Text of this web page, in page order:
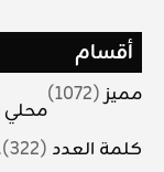
أقسام
مميز(1072)
محلي
كلمة العدد (322)